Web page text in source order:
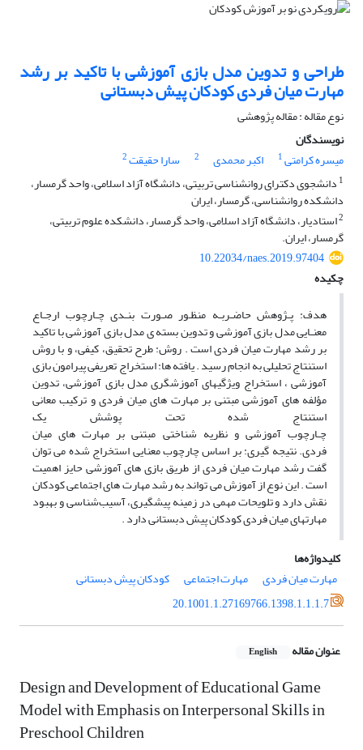
طراحی و تدوین مدل بازی آموزشی با تاکید بر رشد
مهارت میان فردی کودکان پیش دبستانی
نوع مقاله : مقاله پژوهشی
نویسندگان
میسره کرامتی1 اکبر محمدی 2 سارا حقیقت2
1 دانشجوی دکترای روانشناسی تربیتی، دانشگاه آزاد اسلامی، واحد گرمسار،
دانشکده روانشناسی، گرمسار، ایران
2استادیار، دانشگاه آزاد اسلامی، واحد گرمسار، دانشکده علوم تربیتی،
گرمسار، ایران.
10.22034/naes.2019.97404
چکیده
هدف: پـژوهش حاضـربـه منظـور صـورت بنـدی چـارچوب ارجـاع
معنـایی مدل بازی آموزشی و تدوین بسته ی مدل بازی آموزشی با تاکید
بر رشد مهارت میان فردی است . روش: طرح تحقیق، کیفی، و با روش
استنتاج تحلیلی به انجام رسید . یافته ها: استخراج تعریفی پیرامون بازی
آموزشی ، استخراج ویژگیهای آموزشگری مدل بازی آموزشی، تدوین
مؤلفه های آموزشی مبتنی بر مهارت های میان فردی و ترکیب معانی
استنتاج شده تحت پوشش یک
چـارچوب آموزشی و نظریه شناختی مبتنی بر مهارت های میان
فردی. نتیجه گیری: بر اساس چارچوب معنایی استخراج شده می توان
گفت رشد مهارت میان فردی از طریق بازی های آموزشی حایز اهمیت
است . این نوع از آموزش می تواند به رشد مهارت های اجتماعی کودکان
نقش دارد و تلویحات مهمی در زمینه پیشگیری، آسیب‌شناسی و بهبود
مهارتهای میان فردی کودکان پیش دبستانی دارد .
کلیدواژه‌ها
مهارت میان فردی
مهارت اجتماعی
کودکان پیش دبستانی
20.1001.1.27169766.1398.1.1.1.7
عنوان مقاله English
Design and Development of Educational Game
Model with Emphasis on Interpersonal Skills in
Preschool Children